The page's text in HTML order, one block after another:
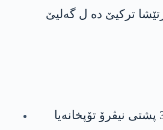
تركیێ ده‌ ل گەليێ
دەمژمێر 3:00 تا 3:30 پشتی نیڤرۆ تۆپخانه‌یا